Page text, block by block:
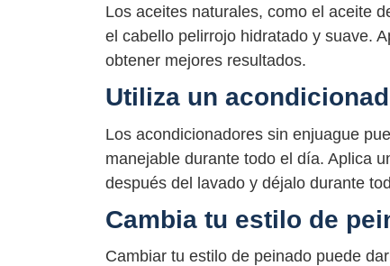
Los aceites naturales, como el aceite
el cabello pelirrojo hidratado y suave.
obtener mejores resultados.
Utiliza un
Los acondicionadores sin enjuague
manejable durante todo el día. Aplica
después del lavado y déjalo durante
Cambia tu estilo de
Cambiar tu estilo de peinado puede